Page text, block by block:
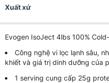
Xuất xứ
Evogen IsoJect 4lbs 100%
Công nghệ vi lọc lạnh sâu,
khiết và giá trị dinh dưỡng của
1 serving cung cấp 25g